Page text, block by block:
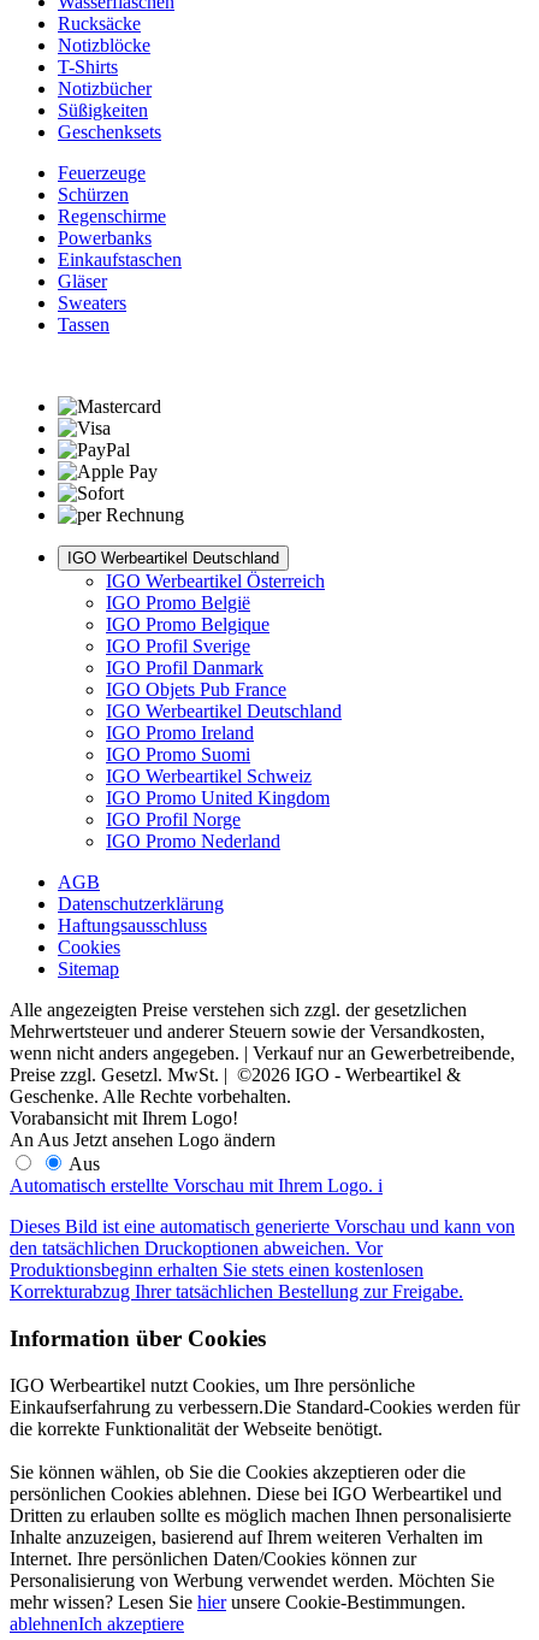
Rucksäcke
Notizblöcke
T-Shirts
Notizbücher
Süßigkeiten
Geschenksets
Feuerzeuge
Schürzen
Regenschirme
Powerbanks
Einkaufstaschen
Gläser
Sweaters
Tassen
IGO Werbeartikel Deutschland
IGO Werbeartikel Österreich
IGO Promo België
IGO Promo Belgique
IGO Profil Sverige
IGO Profil Danmark
IGO Objets Pub France
IGO Werbeartikel Deutschland
IGO Promo Ireland
IGO Promo Suomi
IGO Werbeartikel Schweiz
IGO Promo United Kingdom
IGO Profil Norge
IGO Promo Nederland
AGB
Datenschutzerklärung
Haftungsausschluss
Cookies
Sitemap
Alle angezeigten Preise verstehen sich zzgl. der gesetzlichen
Mehrwertsteuer und anderer Steuern sowie der Versandkosten,
wenn nicht anders angegeben. | Verkauf nur an Gewerbetreibende,
Preise zzgl. Gesetzl. MwSt. | ©2026 IGO - Werbeartikel &
Geschenke. Alle Rechte vorbehalten.
Vorabansicht mit Ihrem Logo!
An Aus Jetzt ansehen Logo ändern
Aus
Automatisch erstellte Vorschau mit Ihrem Logo. i
Dieses Bild ist eine automatisch generierte Vorschau und kann von
den tatsächlichen Druckoptionen abweichen. Vor
Produktionsbeginn erhalten Sie stets einen kostenlosen
Korrekturabzug Ihrer tatsächlichen Bestellung zur Freigabe.
Information über Cookies
IGO Werbeartikel nutzt Cookies, um Ihre persönliche
Einkaufserfahrung zu verbessern.Die Standard-Cookies werden für
die korrekte Funktionalität der Webseite benötigt.
Sie können wählen, ob Sie die Cookies akzeptieren oder die
persönlichen Cookies ablehnen. Diese bei IGO Werbeartikel und
Dritten zu erlauben sollte es möglich machen Ihnen personalisierte
Inhalte anzuzeigen, basierend auf Ihrem weiteren Verhalten im
Internet. Ihre persönlichen Daten/Cookies können zur
Personalisierung von Werbung verwendet werden. Möchten Sie
mehr wissen? Lesen Sie hierunsere Cookie-Bestimmungen.
ablehnenIch akzeptiere